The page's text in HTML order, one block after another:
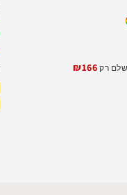
רק ₪166